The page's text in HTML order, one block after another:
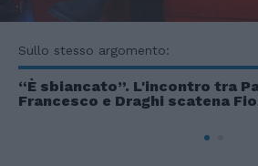
Sullo stesso argomento:
“È sbiancato”. L'incontro tra
Francesco e Draghi scatena